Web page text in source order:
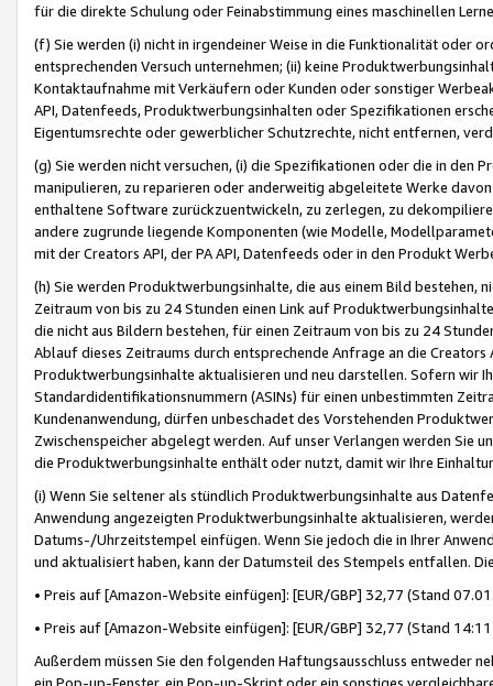
für die direkte Schulung oder Feinabstimmung eines maschinellen
(f) Sie werden (i) nicht in irgendeiner Weise in die Funktionalität oder
entsprechenden Versuch unternehmen; (ii) keine
Kontaktaufnahme mit Verkäufern oder Kunden oder sonstiger
API, Datenfeeds, Produktwerbungsinhalten oder Spezifikationen
Eigentumsrechte oder gewerblicher Schutzrechte, nicht entfernen,
(g) Sie werden nicht versuchen, (i) die Spezifikationen oder die in
manipulieren, zu reparieren oder anderweitig abgeleitete Werke
enthaltene Software zurückzuentwickeln, zu zerlegen, zu
andere zugrunde liegende Komponenten (wie Modelle,
mit der Creators API, der PA API, Datenfeeds oder in den Produkt
(h) Sie werden Produktwerbungsinhalte, die aus einem Bild bestehen,
Zeitraum von bis zu 24 Stunden einen Link auf
die nicht aus Bildern bestehen, für einen Zeitraum von bis zu 24
Ablauf dieses Zeitraums durch entsprechende Anfrage an die
Produktwerbungsinhalte aktualisieren und neu darstellen. Sofern wir
Standardidentifikationsnummern (ASINs) für einen unbestimmten
Kundenanwendung, dürfen unbeschadet des Vorstehenden
Zwischenspeicher abgelegt werden. Auf unser Verlangen werden Sie
die Produktwerbungsinhalte enthält oder nutzt, damit wir Ihre
(i) Wenn Sie seltener als stündlich Produktwerbungsinhalte aus
Anwendung angezeigten Produktwerbungsinhalte aktualisieren,
Datums-/Uhrzeitstempel einfügen. Wenn Sie jedoch die in Ihrer
und aktualisiert haben, kann der Datumsteil des Stempels entfallen.
• Preis auf [Amazon-Website einfügen]: [EUR/GBP] 32,77 (Stand
• Preis auf [Amazon-Website einfügen]: [EUR/GBP] 32,77 (Stand
Außerdem müssen Sie den folgenden Haftungsausschluss entweder
ein Pop-up-Fenster, ein Pop-up-Skript oder ein sonstiges